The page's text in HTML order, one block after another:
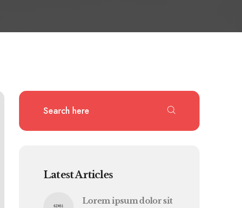
Latest Articles
Lorem ipsum dolor sit